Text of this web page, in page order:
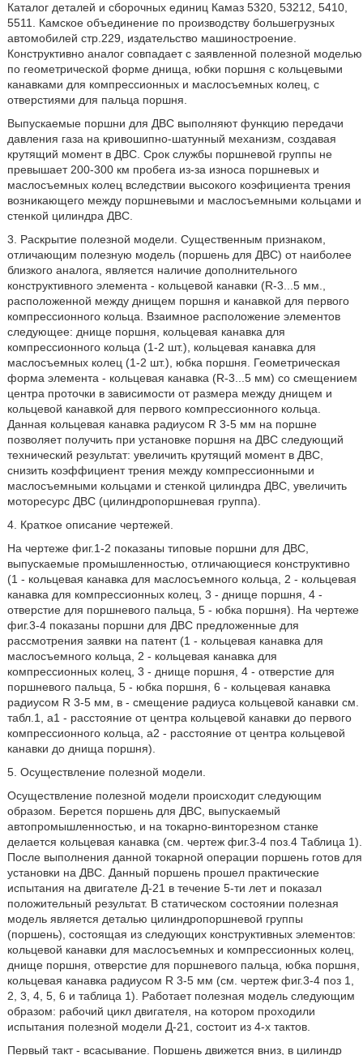
Каталог деталей и сборочных единиц Камаз 5320, 53212, 5410,
5511. Камское объединение по производству большегрузных
автомобилей стр.229, издательство машиностроение.
Конструктивно аналог совпадает с заявленной полезной моделью
по геометрической форме днища, юбки поршня с кольцевыми
канавками для компрессионных и маслосъемных колец, с
отверстиями для пальца поршня.
Выпускаемые поршни для ДВС выполняют функцию передачи
давления газа на кривошипно-шатунный механизм, создавая
крутящий момент в ДВС. Срок службы поршневой группы не
превышает 200-300 км пробега из-за износа поршневых и
маслосъемных колец вследствии высокого коэфициента трения
возникающего между поршневыми и маслосъемными кольцами и
стенкой цилиндра ДВС.
3. Раскрытие полезной модели. Существенным признаком,
отличающим полезную модель (поршень для ДВС) от наиболее
близкого аналога, является наличие дополнительного
конструктивного элемента - кольцевой канавки (R-3...5 мм.,
расположенной между днищем поршня и канавкой для первого
компрессионного кольца. Взаимное расположение элементов
следующее: днище поршня, кольцевая канавка для
компрессионного кольца (1-2 шт.), кольцевая канавка для
маслосъемных колец (1-2 шт.), юбка поршня. Геометрическая
форма элемента - кольцевая канавка (R-3...5 мм) со смещением
центра проточки в зависимости от размера между днищем и
кольцевой канавкой для первого компрессионного кольца.
Данная кольцевая канавка радиусом R 3-5 мм на поршне
позволяет получить при установке поршня на ДВС следующий
технический результат: увеличить крутящий момент в ДВС,
снизить коэффициент трения между компрессионными и
маслосъемными кольцами и стенкой цилиндра ДВС, увеличить
моторесурс ДВС (цилиндропоршневая группа).
4. Краткое описание чертежей.
На чертеже фиг.1-2 показаны типовые поршни для ДВС,
выпускаемые промышленностью, отличающиеся конструктивно
(1 - кольцевая канавка для маслосъемного кольца, 2 - кольцевая
канавка для компрессионных колец, 3 - днище поршня, 4 -
отверстие для поршневого пальца, 5 - юбка поршня). На чертеже
фиг.3-4 показаны поршни для ДВС предложенные для
рассмотрения заявки на патент (1 - кольцевая канавка для
маслосъемного кольца, 2 - кольцевая канавка для
компрессионных колец, 3 - днище поршня, 4 - отверстие для
поршневого пальца, 5 - юбка поршня, 6 - кольцевая канавка
радиусом R 3-5 мм, в - смещение радиуса кольцевой канавки см.
табл.1, a1 - расстояние от центра кольцевой канавки до первого
компрессионного кольца, а2 - расстояние от центра кольцевой
канавки до днища поршня).
5. Осуществление полезной модели.
Осуществление полезной модели происходит следующим
образом. Берется поршень для ДВС, выпускаемый
автопромышленностью, и на токарно-винторезном станке
делается кольцевая канавка (см. чертеж фиг.3-4 поз.4 Таблица 1).
После выполнения данной токарной операции поршень готов для
установки на ДВС. Данный поршень прошел практические
испытания на двигателе Д-21 в течение 5-ти лет и показал
положительный результат. В статическом состоянии полезная
модель является деталью цилиндропоршневой группы
(поршень), состоящая из следующих конструктивных элементов:
кольцевой канавки для маслосъемных и компрессионных колец,
днище поршня, отверстие для поршневого пальца, юбка поршня,
кольцевая канавка радиусом R 3-5 мм (см. чертеж фиг.3-4 поз 1,
2, 3, 4, 5, 6 и таблица 1). Работает полезная модель следующим
образом: рабочий цикл двигателя, на котором проходили
испытания полезной модели Д-21, состоит из 4-х тактов.
Первый такт - всасывание. Поршень движется вниз, в цилиндр